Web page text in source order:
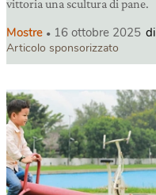
vittoria una scultura di pane.
Mostre 16 ottobre 2025 di
Articolo sponsorizzato